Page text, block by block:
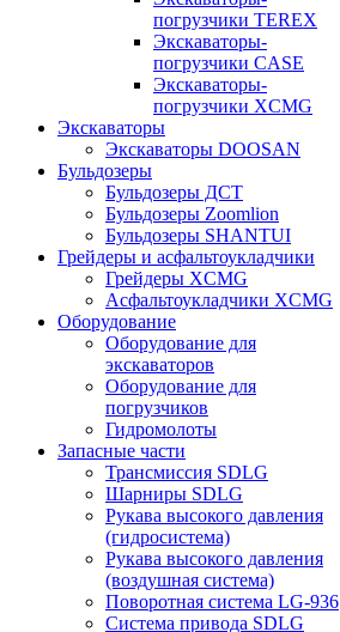
погрузчики TEREX
Экскаваторы-
погрузчики CASE
Экскаваторы-
погрузчики XCMG
Экскаваторы
Экскаваторы DOOSAN
Бульдозеры
Бульдозеры ДСТ
Бульдозеры Zoomlion
Бульдозеры SHANTUI
Грейдеры и асфальтоукладчики
Грейдеры XCMG
Асфальтоукладчики XCMG
Оборудование
Оборудование для
экскаваторов
Оборудование для
погрузчиков
Гидромолоты
Запасные части
Трансмиссия SDLG
Шарниры SDLG
Рукава высокого давления
(гидросистема)
Рукава высокого давления
(воздушная система)
Поворотная система LG-936
Система привода SDLG